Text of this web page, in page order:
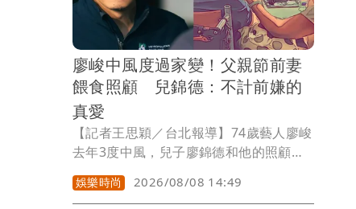
廖峻中風度過家變！父親節前妻
餵食照顧 兒錦德：不計前嫌的
真愛
【記者王思穎／台北報導】74歲藝人廖峻
去年3度中風，兒子廖錦德和他的照顧者
女密友楊小姐互槓，一度掀起家變，如今
事過境遷，廖峻由兒子廖錦德照顧。2年
娛樂時尚 2026/08/08 14:49